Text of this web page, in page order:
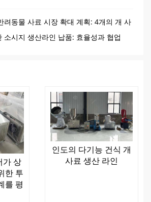
려동물 사료 시장 확대 계획: 4개의 개 사
소시지 생산라인 납품: 효율성과 협업
가 상
한 투
를 평
인도의 다기능 건식 개
사료 생산 라인